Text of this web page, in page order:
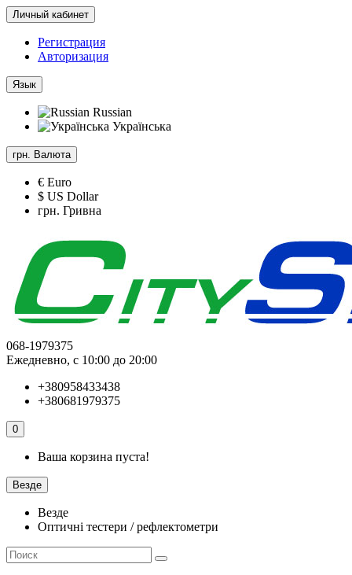
Личный кабинет
Регистрация
Авторизация
Язык
Russian
Українська
грн. Валюта
€ Euro
$ US Dollar
грн. Гривна
068-1979375
Ежедневно, с 10:00 до 20:00
+380958433438
+380681979375
0
Ваша корзина пуста!
Везде
Везде
Оптичні тестери / рефлектометри